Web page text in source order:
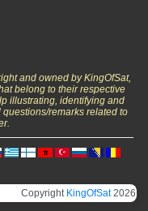
and owned by KingOfSat,
belong to their respective
illustrating, identifying and
remarks related to
Copyright KingOfSat2026